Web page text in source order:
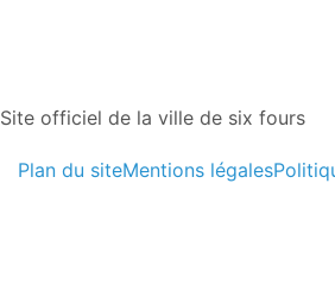
Site officiel de la ville de six fours
Plan du siteMentions légales